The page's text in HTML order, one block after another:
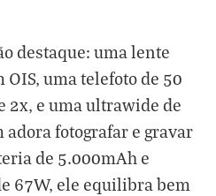
destaque: uma lente
uma telefoto de 50
2x, e uma ultrawide de
adora fotografar e gravar
de 5.000mAh e
67W, ele equilibra bem